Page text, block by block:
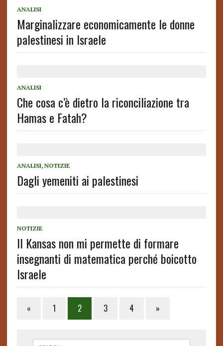
ANALISI
Marginalizzare economicamente le donne
palestinesi in Israele
ANALISI
Che cosa c’è dietro la riconciliazione tra
Hamas e Fatah?
ANALISI, NOTIZIE
Dagli yemeniti ai palestinesi
NOTIZIE
Il Kansas non mi permette di formare
insegnanti di matematica perché boicotto
Israele
Posts
pagination
« 1 2 3 4 »